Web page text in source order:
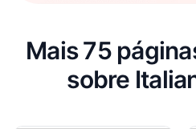
Mais 75
sobre